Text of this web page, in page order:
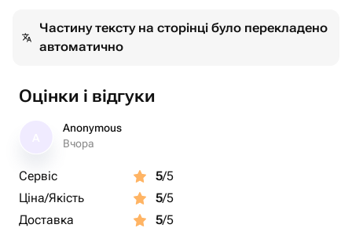
Частину тексту на сторінці було перекладено
автоматично
Оцінки і відгуки
Anonymous
Вчора
Сервіс 5/5
Ціна/Якість
5/5
Доставка
5/5